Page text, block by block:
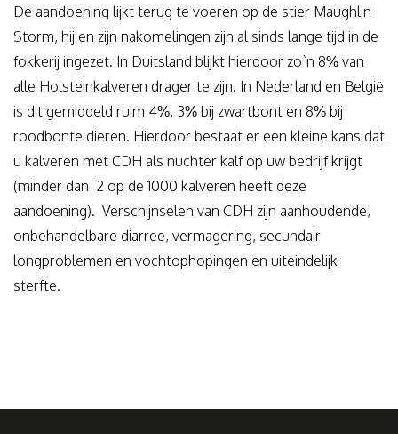
De aandoening lijkt terug te voeren op de stier Maughlin
Storm, hij en zijn nakomelingen zijn al sinds lange tijd in de
fokkerij ingezet. In Duitsland blijkt hierdoor zo`n 8% van
alle Holsteinkalveren drager te zijn. In Nederland en België
is dit gemiddeld ruim 4%, 3% bij zwartbont en 8% bij
roodbonte dieren. Hierdoor bestaat er een kleine kans dat
u kalveren met CDH als nuchter kalf op uw bedrijf krijgt
(minder dan 2 op de 1000 kalveren heeft deze
aandoening). Verschijnselen van CDH zijn aanhoudende,
onbehandelbare diarree, vermagering, secundair
longproblemen en vochtophopingen en uiteindelijk
sterfte.